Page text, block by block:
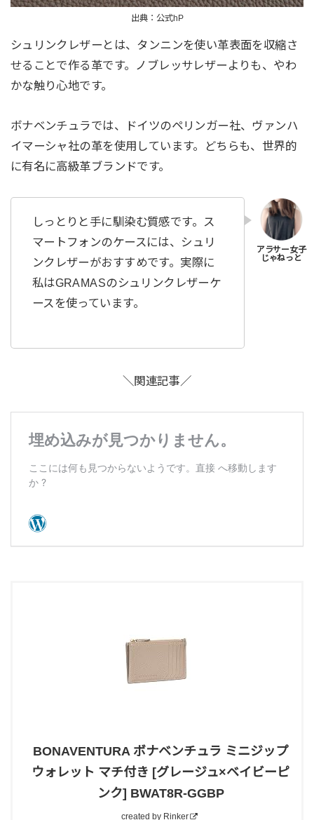
出典：公式hP
シュリンクレザーとは、タンニンを使い革表面を収縮さ
せることで作る革です。ノブレッサレザーよりも、やわ
かな触り心地です。
ボナベンチュラでは、ドイツのペリンガー社、ヴァンハ
イマーシャ社の革を使用しています。どちらも、世界的
に有名に高級革ブランドです。
しっとりと手に馴染む質感です。ス
マートフォンのケースには、シュリ
ンクレザーがおすすめです。実際に
私はGRAMASのシュリンクレザーケ
ースを使っています。
＼関連記事／
BONAVENTURA ボナベンチュラ ミニジップ
ウォレット マチ付き [グレージュ×ベイビーピ
ンク] BWAT8R-GGBP
created by Rinker